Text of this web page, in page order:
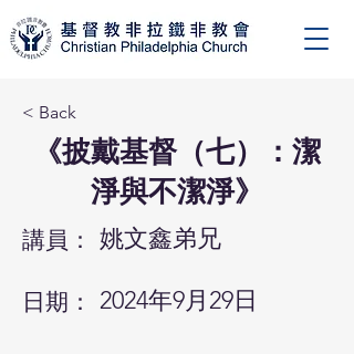
< Back
《披戴基督（七）：潔
淨與不潔淨》
講員： 姚文鑫弟兄
日期： 2024年9月29日